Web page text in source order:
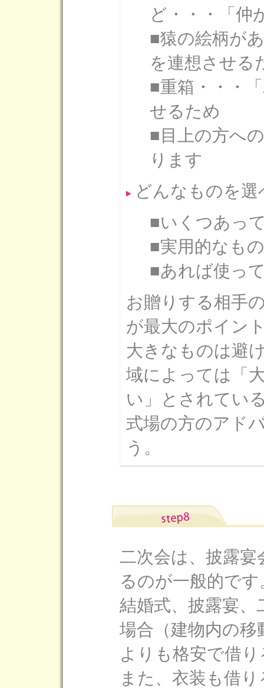
ど・・・「仲
■猿の絵柄が
を連想させる
■重箱・・・
せるため
■目上の方へ
ります
どんなものを選
■いくつあっ
■実用的なもの
■あれば使っ
お贈りする相手
が最大のポイン
大きなものは避
域によっては「
い」とされてい
式場の方のアド
う。
二次会は、披露
るのが一般的です
結婚式、披露宴、
場合（建物内の
よりも格安で借
また、衣装も借